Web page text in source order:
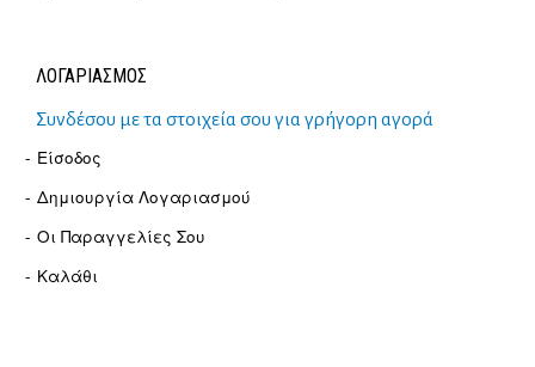
ΛΟΓΑΡΙΑΣΜΟΣ
Συνδέσου με τα στοιχεία σου για γρήγορη αγορά
Είσοδος
Δημιουργία Λογαριασμού
Οι Παραγγελίες Σου
Καλάθι